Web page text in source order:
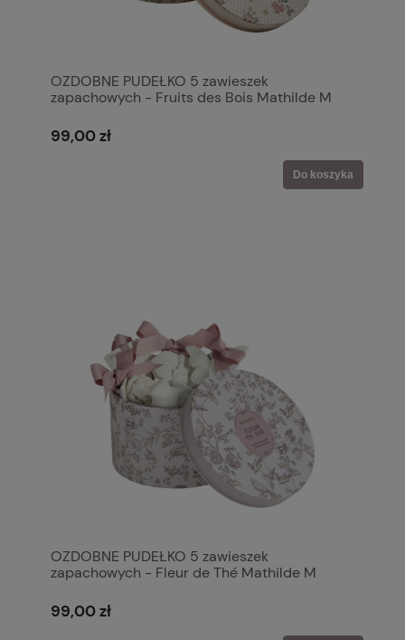
OZDOBNE PUDEŁKO 5 zawieszek
zapachowych - Fruits des Bois Mathilde M
99,00 zł
Do koszyka
OZDOBNE PUDEŁKO 5 zawieszek
zapachowych - Fleur de Thé Mathilde M
99,00 zł